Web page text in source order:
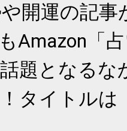
開運の記
Amazon「
題となるな
タイトルは